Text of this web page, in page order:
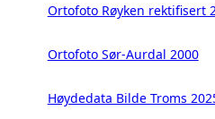
Ortofoto Røyken rektifisert
Ortofoto Sør-Aurdal 2000
Høydedata Bilde Troms